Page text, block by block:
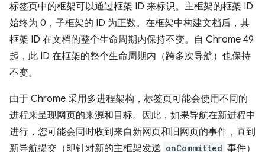
标签页中的框架可以通过框架 ID 来标识。主框架的框架 ID
始终为 0，子框架的 ID 为正数。在框架中构建文档后，其
框架 ID 在文档的整个生命周期内保持不变。自 Chrome 49
起，此 ID 在框架的整个生命周期内（跨多次导航）也保持
不变。
由于 Chrome 采用多进程架构，标签页可能会使用不同的
进程来呈现网页的来源和目标。因此，如果导航在新进程中
进行，您可能会同时收到来自新网页和旧网页的事件，直到
新导航提交（即针对新的主框架发送 onCommitted 事件）